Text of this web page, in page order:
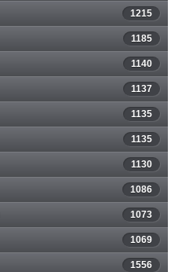
1215
1185
1140
1137
1135
1135
1130
1086
1073
1069
1556